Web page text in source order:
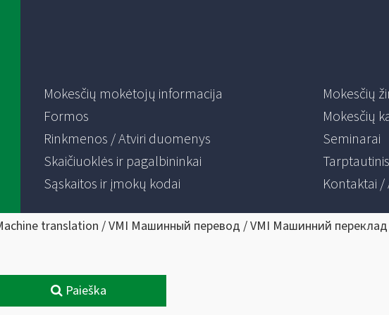
Mokesčių mokėtojų informacija
Formos
Rinkmenos / Atviri duomenys
Skaičiuoklės ir pagalbininkai
Sąskaitos ir įmokų kodai
Mokesčių
Mokesčių
Seminarai
Kontaktai /
translation / VMI Машинный перевод / VMI Машинний
Paieška